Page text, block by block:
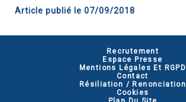
Article publié le 07/09/2018
Recrutement
Espace Presse
Mentions Légales Et RGPD
Contact
Résiliation / Renonciation
Cookies